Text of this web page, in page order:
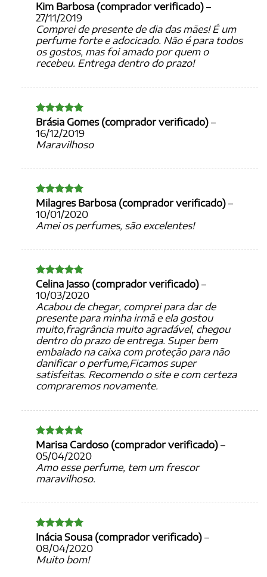
Avaliação5
de 5
Kim Barbosa (comprador verificado) –
27/11/2019
Comprei de presente de dia das mães! É um
perfume forte e adocicado. Não é para todos
os gostos, mas foi amado por quem o
recebeu. Entrega dentro do prazo!
Avaliação5
de 5
Brásia Gomes (comprador verificado) –
16/12/2019
Maravilhoso
Avaliação 5
de 5
Milagres Barbosa (comprador verificado) –
10/01/2020
Amei os perfumes, são excelentes!
Avaliação5
de 5
Celina Jasso (comprador verificado) –
10/03/2020
Acabou de chegar, comprei para dar de
presente para minha irmã e ela gostou
muito,fragrância muito agradável, chegou
dentro do prazo de entrega. Super bem
embalado na caixa com proteção para não
danificar o perfume,Ficamos super
satisfeitas. Recomendo o site e com certeza
compraremos novamente.
Avaliação5
de 5
Marisa Cardoso (comprador verificado) –
05/04/2020
Amo esse perfume, tem um frescor
maravilhoso.
Avaliação5
de 5
Inácia Sousa (comprador verificado) –
08/04/2020
Muito bom!